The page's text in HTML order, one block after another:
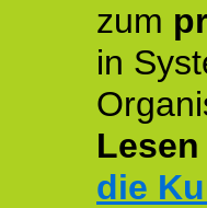
zum
in
die